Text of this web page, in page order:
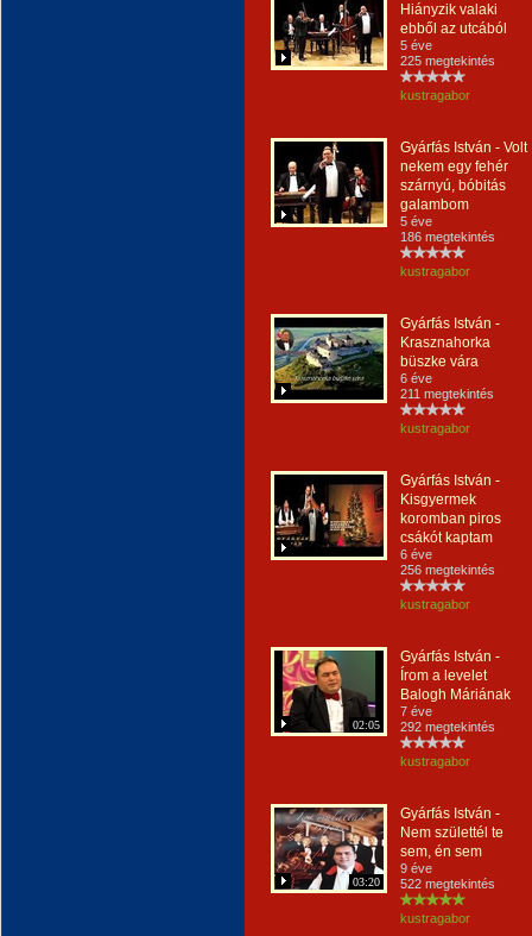
Hiányzik valaki
ebből az utcából
5 éve
225 megtekintés
kustragabor
Gyárfás István - Volt
nekem egy fehér
szárnyú, bóbitás
galambom
5 éve
186 megtekintés
kustragabor
Gyárfás István -
Krasznahorka
büszke vára
6 éve
211 megtekintés
kustragabor
Gyárfás István -
Kisgyermek
koromban piros
csákót kaptam
6 éve
256 megtekintés
kustragabor
02:05
Gyárfás István -
Írom a levelet
Balogh Máriának
7 éve
292 megtekintés
kustragabor
03:20
Gyárfás István -
Nem születtél te
sem, én sem
9 éve
522 megtekintés
kustragabor